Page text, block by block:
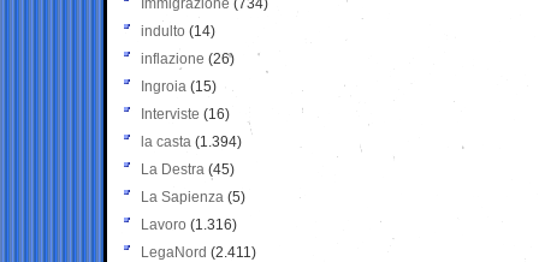
Immigrazione (734)
indulto (14)
inflazione (26)
Ingroia (15)
Interviste (16)
la casta (1.394)
La Destra (45)
La Sapienza (5)
Lavoro (1.316)
LegaNord (2.411)